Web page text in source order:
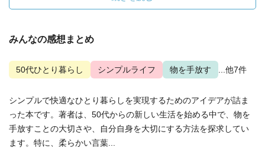
みんなの感想まとめ
50代ひとり暮らし シンプルライフ 物を手放す ...他7件
シンプルで快適なひとり暮らしを実現するためのアイデアが詰ま
った本です。著者は、50代からの新しい生活を始める中で、物を
手放すことの大切さや、自分自身を大切にする方法を探求してい
ます。特に、柔らかい言葉...